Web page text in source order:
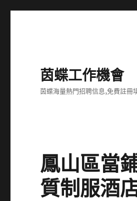
茵蝶工作機會
茵蝶海量熱門招聘信息,免費註冊
鳳山區當
質制服酒